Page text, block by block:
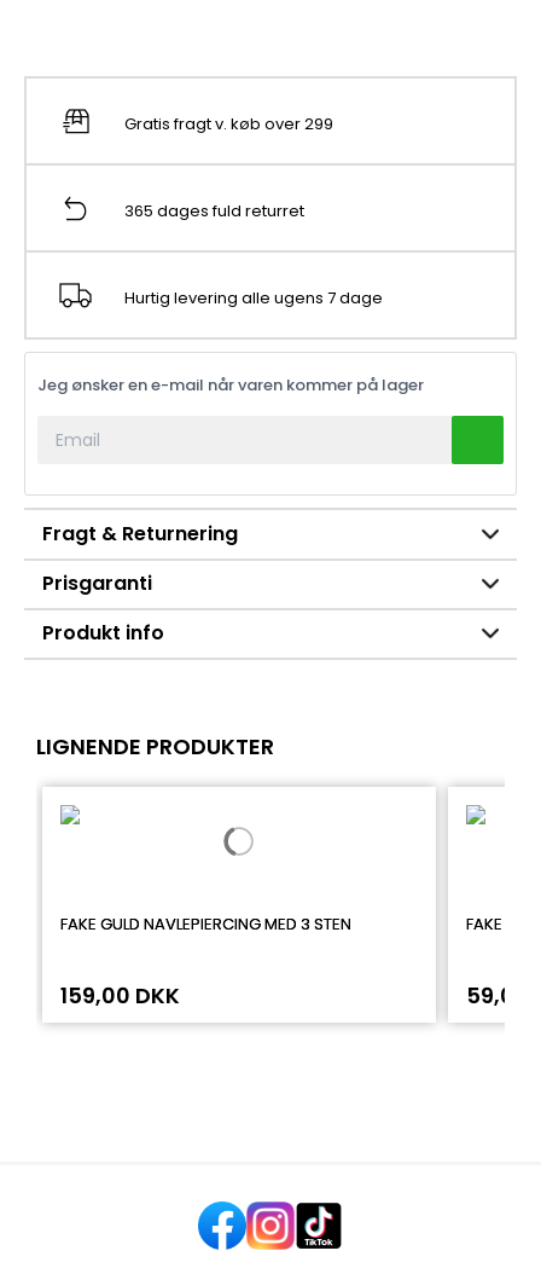
Gratis fragt v. køb over 299
365 dages fuld returret
Hurtig levering alle ugens 7 dage
Jeg ønsker en e-mail når varen kommer på lager
Fragt & Returnering
Prisgaranti
Produkt info
LIGNENDE PRODUKTER
FAKE GULD NAVLEPIERCING MED 3 STEN
159,00 DKK
FAKE
59,00